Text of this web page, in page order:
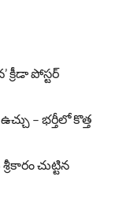
పోస్టర్
– భర్తీలో కొత్త
చుట్టిన